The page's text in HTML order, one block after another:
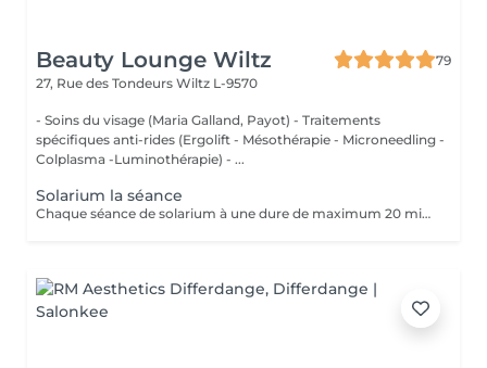
Beauty Lounge Wiltz
79
27, Rue des Tondeurs Wiltz L-9570
- Soins du visage (Maria Galland, Payot) - Traitements
spécifiques anti-rides (Ergolift - Mésothérapie - Microneedling -
Colplasma -Luminothérapie) - ...
Solarium la séance
Chaque séance de solarium à une dure de maximum 20 minutes. Possibilité de prendre une douche.